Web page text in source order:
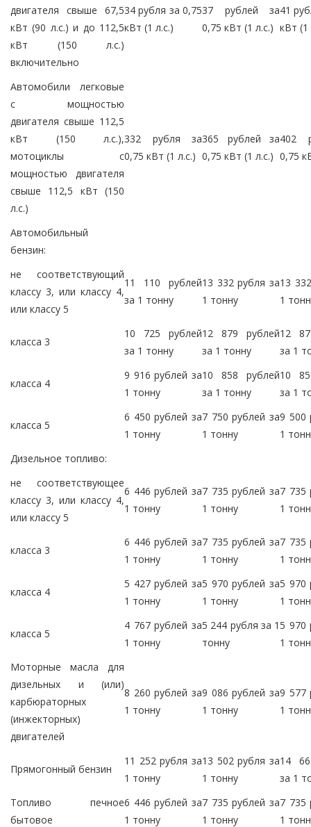
двигателя свыше 67,5
кВт (90 л.с.) и до 112,5
кВт (150 л.с.)
включительно
34 рубля за 0,75
кВт (1 л.с.)
37 рублей за
0,75 кВт (1 л.с.)
41
кВт (1
Автомобили легковые
с мощностью
двигателя свыше 112,5
кВт (150 л.с.),
мотоциклы с
мощностью двигателя
свыше 112,5 кВт (150
л.с.)
332 рубля за
0,75 кВт (1 л.с.)
365 рублей за
0,75 кВт (1 л.с.)
402
0,75
Автомобильный
бензин:
не соответствующий
классу 3, или классу 4,
или классу 5
11 110 рублей
за 1 тонну
13 332 рубля за
1 тонну
13
1
класса 3
10 725 рублей
за 1 тонну
12 879 рублей
за 1 тонну
12
за 1
класса 4
9 916 рублей за
1 тонну
10 858 рублей
за 1 тонну
10
за 1
класса 5
6 450 рублей за
1 тонну
7 750 рублей за
1 тонну
9 500
1
Дизельное топливо:
не соответствующее
классу 3, или классу 4,
или классу 5
6 446 рублей за
1 тонну
7 735 рублей за
1 тонну
7 735
1
класса 3
6 446 рублей за
1 тонну
7 735 рублей за
1 тонну
7 735
1
класса 4
5 427 рублей за
1 тонну
5 970 рублей за
1 тонну
5 970
1
класса 5
4 767 рублей за
1 тонну
5 244 рубля за 1
тонну
5 970
1
Моторные масла для
дизельных и (или)
карбюраторных
(инжекторных)
двигателей
8 260 рублей за
1 тонну
9 086 рублей за
1 тонну
9 577
1
Прямогонный бензин
11 252 рубля за
1 тонну
13 502 рубля за
1 тонну
14
за 1
Топливо печное
бытовое
6 446 рублей за
1 тонну
7 735 рублей за
1 тонну
7 735
1